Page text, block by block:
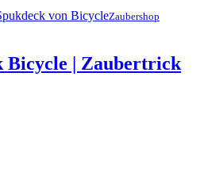
Zaubershop
Bicycle | Zaubertrick